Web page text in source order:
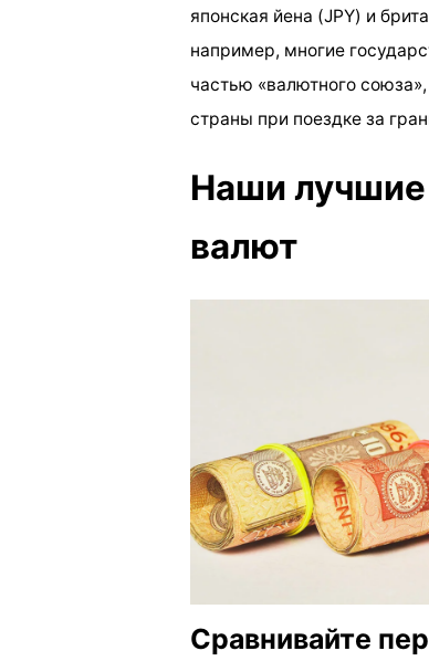
японская йена (JPY) и
например, многие
частью «валютного
страны при поездке за
Наши лучшие
валют
Сравнивайте